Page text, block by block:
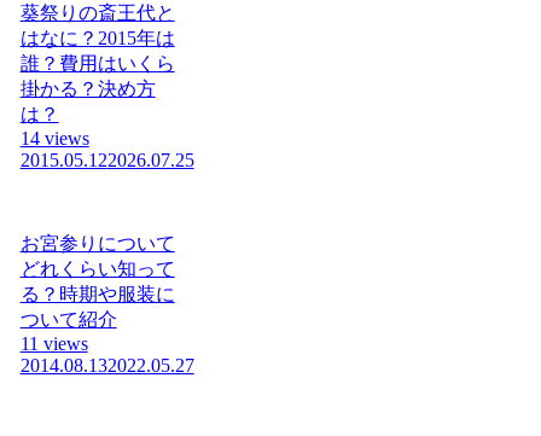
葵祭りの斎王代と
はなに？2015年は
誰？費用はいくら
掛かる？決め方
は？
14 views
2015.05.122026.07.25
お宮参りについて
どれくらい知って
る？時期や服装に
ついて紹介
11 views
2014.08.132022.05.27